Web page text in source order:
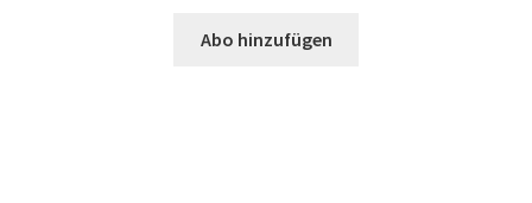
Abo hinzufügen